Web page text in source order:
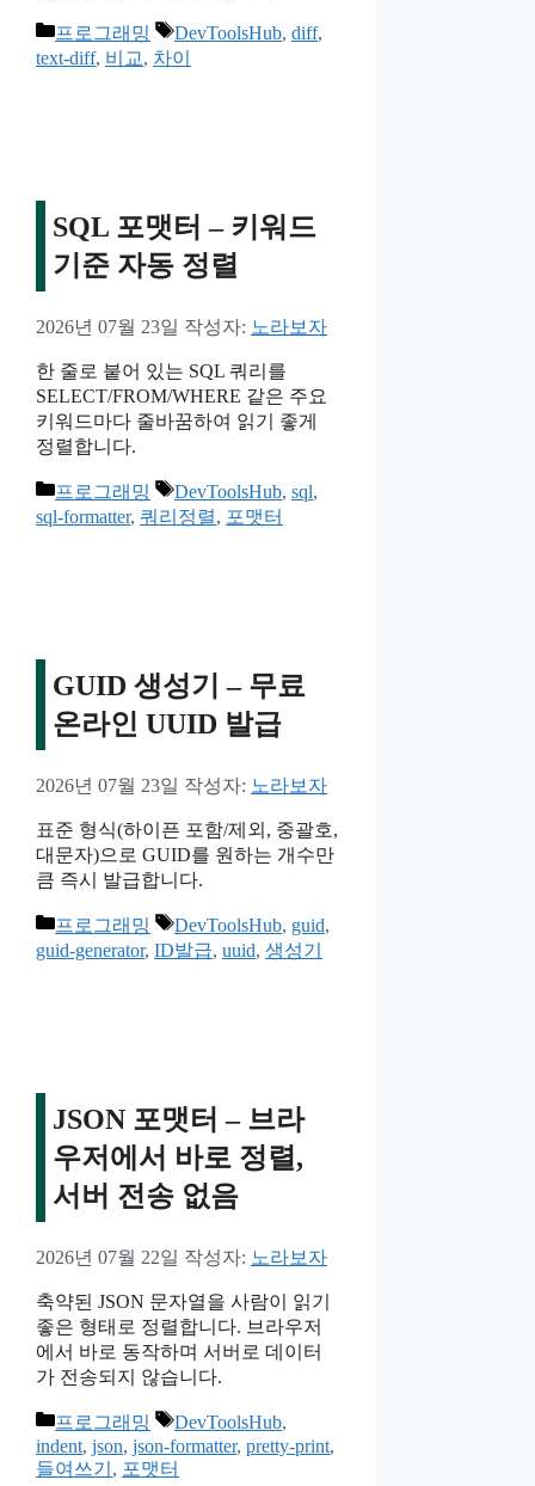
카
테
프로그래밍
태
그
DevToolsHub, diff,
text-diff, 비교, 차이
SQL 포맷터 – 키워드
기준 자동 정렬
2026년 07월 23일 작성자: 노라보자
한 줄로 붙어 있는 SQL 쿼리를
SELECT/FROM/WHERE 같은 주요
키워드마다 줄바꿈하여 읽기 좋게
정렬합니다.
카
테
프로그래밍
태
그
DevToolsHub, sql,
sql-formatter, 쿼리정렬, 포맷터
GUID 생성기 – 무료
온라인 UUID 발급
2026년 07월 23일 작성자: 노라보자
표준 형식(하이픈 포함/제외, 중괄호,
대문자)으로 GUID를 원하는 개수만
큼 즉시 발급합니다.
카
테
프로그래밍
태
그
DevToolsHub, guid,
guid-generator, ID발급, uuid, 생성기
JSON 포맷터 – 브라
우저에서 바로 정렬,
서버 전송 없음
2026년 07월 22일 작성자: 노라보자
축약된 JSON 문자열을 사람이 읽기
좋은 형태로 정렬합니다. 브라우저
에서 바로 동작하며 서버로 데이터
가 전송되지 않습니다.
카
테
고
프로그래밍
태
그
DevToolsHub,
indent, json, json-formatter, pretty-print,
들여쓰기 , 포맷터